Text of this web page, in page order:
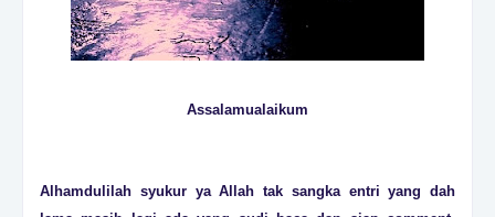
Assalamualaikum
Alhamdulilah syukur ya Allah tak sangka entri yang dah